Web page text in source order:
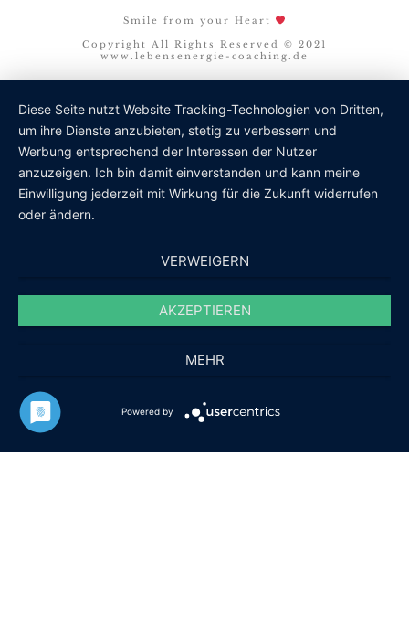
Smile from your Heart
Copyright All Rights Reserved © 2021
www.lebensenergie-coaching.de
Diese Seite nutzt Website Tracking-Technologien von Dritten,
um ihre Dienste anzubieten, stetig zu verbessern und
Werbung entsprechend der Interessen der Nutzer
anzuzeigen. Ich bin damit einverstanden und kann meine
Einwilligung jederzeit mit Wirkung für die Zukunft widerrufen
oder ändern.
VERWEIGERN
AKZEPTIEREN
MEHR
Powered by